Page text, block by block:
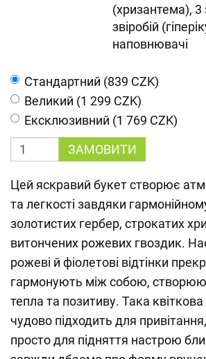
(хризантема), 3
звіробій
наповнювачі
Cтандартний (839 CZK)
Великий (1 299 CZK)
Ексклюзивний (1 769 CZK)
ЗАМОВИТИ
Цей яскравий букет створює
та легкості завдяки
золотистих гербер, строкатих
витончених рожевих гвоздик.
рожеві й фіолетові відтінки
гармонують між собою,
тепла та позитиву. Така
чудово підходить для
просто для підняття настрою